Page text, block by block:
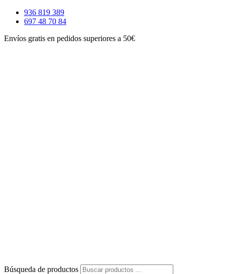
936 819 389
697 48 70 84
Envíos gratis en pedidos superiores a 50€
Búsqueda de productos